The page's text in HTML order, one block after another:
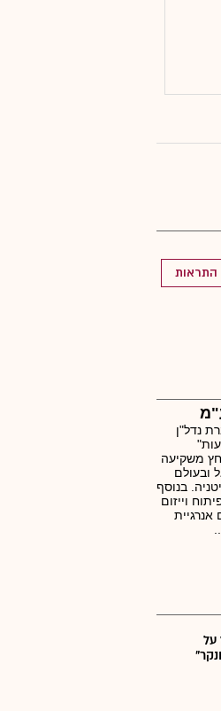
התראות
נדל"ן
חץ משקיעה
ובעולם
בנוסף
וייזום
על